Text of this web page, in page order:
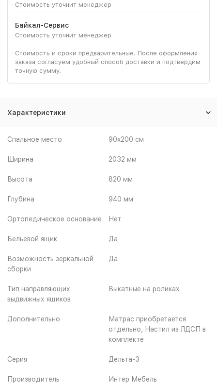
Стоимость уточнит менеджер
Байкал-Сервис
Стоимость уточнит менеджер
Стоимость и сроки предварительные. После оформления
заказа согласуем удобный способ доставки и подтвердим
точную сумму.
Характеристики
Спальное место 90x200 см
Ширина 2032 мм
Высота 820 мм
Глубина 940 мм
Ортопедическое основание Нет
Бельевой ящик Да
Возможность зеркальной
сборки
Да
Тип направляющих
выдвижных ящиков
Выкатные на роликах
Дополнительно
Матрас приобретается
отдельно, Настил из ЛДСП в
комплекте
Серия Дельта-3
Производитель Интер Мебель